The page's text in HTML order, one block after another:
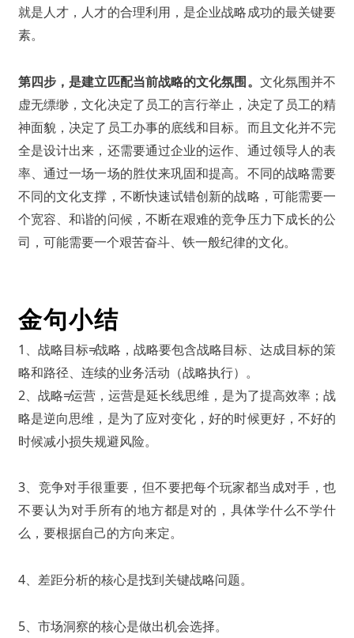
就是人才，人才的合理利用，是企业战略成功的最关键要
素。
第四步，是建立匹配当前战略的文化氛围。 文化氛围并不
虚无缥缈，文化决定了员工的言行举止，决定了员工的精
神面貌，决定了员工办事的底线和目标。而且文化并不完
全是设计出来，还需要通过企业的运作、通过领导人的表
率、通过一场一场的胜仗来巩固和提高。不同的战略需要
不同的文化支撑，不断快速试错创新的战略，可能需要一
个宽容、和谐的问候，不断在艰难的竞争压力下成长的公
司，可能需要一个艰苦奋斗、铁一般纪律的文化。
金句小结
1、战略目标≠战略，战略要包含战略目标、达成目标的策
略和路径、连续的业务活动（战略执行）。
2、战略≠运营，运营是延长线思维，是为了提高效率；战
略是逆向思维，是为了应对变化，好的时候更好，不好的
时候减小损失规避风险。
3、竞争对手很重要，但不要把每个玩家都当成对手，也
不要认为对手所有的地方都是对的，具体学什么不学什
么，要根据自己的方向来定。
4、差距分析的核心是找到关键战略问题。
5、市场洞察的核心是做出机会选择。